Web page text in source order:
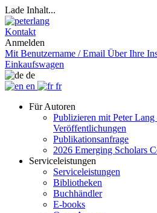
Lade Inhalt...
Kontakt
Anmelden
Mit Benutzername / Email Über Ihre
Einkaufswagen
de
en
fr
Für Autoren
Publizieren mit Peter
Veröffentlichungen
Publikationsanfrage
2026 Emerging Scholars
Serviceleistungen
Serviceleistungen
Bibliotheken
Buchhändler
E-books